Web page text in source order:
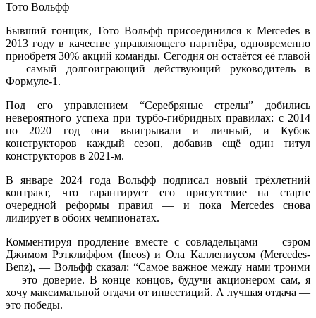
Тото Вольфф
Бывший гонщик, Тото Вольфф присоединился к Mercedes в
2013 году в качестве управляющего партнёра, одновременно
приобретя 30% акций команды. Сегодня он остаётся её главой
— самый долгоиграющий действующий руководитель в
Формуле-1.
Под его управлением “Серебряные стрелы” добились
невероятного успеха при турбо-гибридных правилах: с 2014
по 2020 год они выигрывали и личный, и Кубок
конструкторов каждый сезон, добавив ещё один титул
конструкторов в 2021-м.
В январе 2024 года Вольфф подписал новый трёхлетний
контракт, что гарантирует его присутствие на старте
очередной реформы правил — и пока Mercedes снова
лидирует в обоих чемпионатах.
Комментируя продление вместе с совладельцами — сэром
Джимом Рэтклиффом (Ineos) и Ола Каллениусом (Mercedes-
Benz), — Вольфф сказал: “Самое важное между нами троими
— это доверие. В конце концов, будучи акционером сам, я
хочу максимальной отдачи от инвестиций. А лучшая отдача —
это победы.